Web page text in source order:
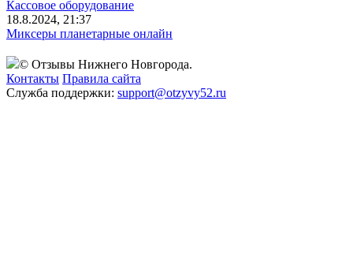
Кассовое оборудование
18.8.2024, 21:37
Миксеры планетарные онлайн
© Отзывы Нижнего Новгорода.
Контакты Правила сайта
Служба поддержки: support@otzyvy52.ru